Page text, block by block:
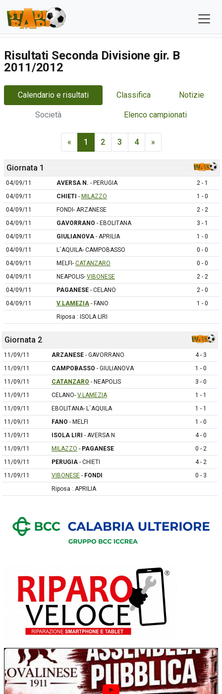
Risultati Seconda Divisione gir. B
2011/2012
Calendario e risultati Classifica Notizie
Società Elenco campionati
« 1 2 3 4 »
Giornata 1
04/09/11 AVERSA N. - PERUGIA
2 - 1
04/09/11
CHIETI - MILAZZO
1 - 0
04/09/11
FONDI- ARZANESE
2 - 2
04/09/11
GAVORRANO - EBOLITANA
3 - 1
04/09/11
GIULIANOVA - APRILIA
1 - 0
04/09/11
L´AQUILA- CAMPOBASSO
0 - 0
04/09/11
MELFI- CATANZARO
0 - 0
04/09/11
NEAPOLIS- VIBONESE
2 - 2
04/09/11
PAGANESE - CELANO
2 - 0
04/09/11
V.LAMEZIA - FANO
1 - 0
Riposa : ISOLA LIRI
Giornata 2
11/09/11 ARZANESE - GAVORRANO
4 - 3
11/09/11
CAMPOBASSO - GIULIANOVA
1 - 0
11/09/11
CATANZARO - NEAPOLIS
3 - 0
11/09/11
CELANO- V.LAMEZIA
1 - 1
11/09/11
EBOLITANA- L´AQUILA
1 - 1
11/09/11
FANO - MELFI
1 - 0
11/09/11
ISOLA LIRI - AVERSA N.
4 - 0
11/09/11
MILAZZO - PAGANESE
0 - 2
11/09/11
PERUGIA - CHIETI
4 - 2
11/09/11
VIBONESE - FONDI
0 - 3
Riposa : APRILIA